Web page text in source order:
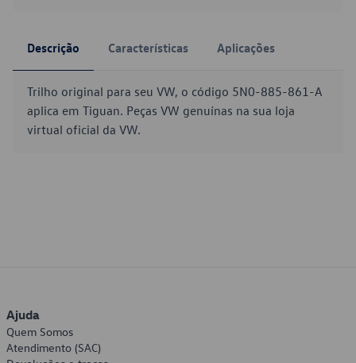
Descrição Características Aplicações
Trilho original para seu VW, o código 5N0-885-861-A
aplica em Tiguan. Peças VW genuínas na sua loja
virtual oficial da VW.
Ajuda
Quem Somos
Atendimento (SAC)